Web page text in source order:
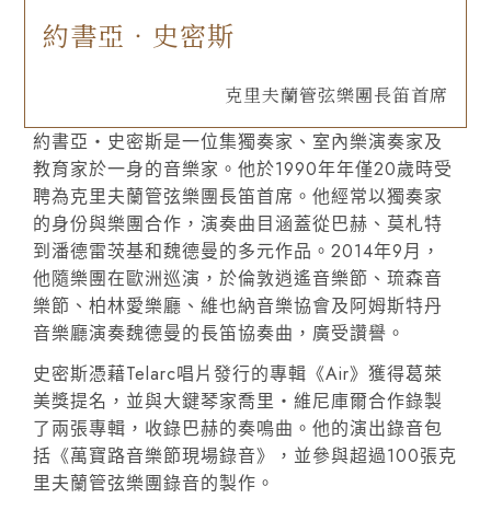
約書亞‧史密斯
克里夫蘭管弦樂團長笛首席
約書亞‧史密斯是一位集獨奏家、室內樂演奏家及
教育家於一身的音樂家。他於1990年年僅20歲時受
聘為克里夫蘭管弦樂團長笛首席。他經常以獨奏家
的身份與樂團合作，演奏曲目涵蓋從巴赫、莫札特
到潘德雷茨基和魏德曼的多元作品。2014年9月，
他隨樂團在歐洲巡演，於倫敦逍遙音樂節、琉森音
樂節、柏林愛樂廳、維也納音樂協會及阿姆斯特丹
音樂廳演奏魏德曼的長笛協奏曲，廣受讚譽。
史密斯憑藉Telarc唱片發行的專輯《Air》獲得葛萊
美獎提名，並與大鍵琴家喬里‧維尼庫爾合作錄製
了兩張專輯，收錄巴赫的奏鳴曲。他的演出錄音包
括《萬寶路音樂節現場錄音》，並參與超過100張克
里夫蘭管弦樂團錄音的製作。